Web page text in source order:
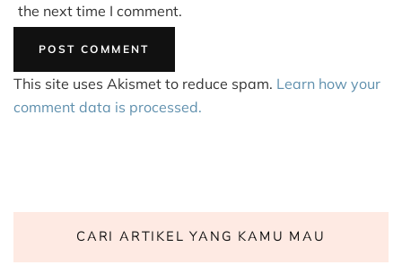
the next time I comment.
This site uses Akismet to reduce spam. Learn how your
comment data is processed.
CARI ARTIKEL YANG KAMU MAU